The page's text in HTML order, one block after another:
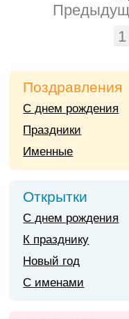
1
Поздравления
С днем рождения
Праздники
Именные
Открытки
С днем рождения
К празднику
Новый год
С именами